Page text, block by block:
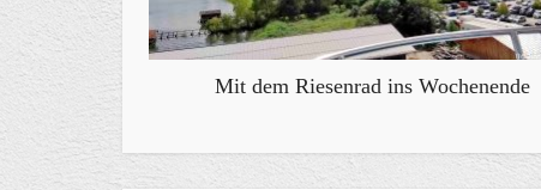
Mit dem Riesenrad ins Wochenende